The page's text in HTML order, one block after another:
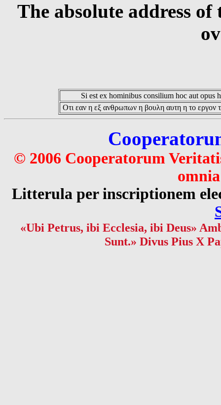
The absolute address
Si est ex hominibus consilium hoc aut opus
Οτι εαν η εξ ανθρωπων η βουλη αυτη η το εργον
© 2006 Cooperatorum
Litterula per inscriptionem
«Ubi Petrus, ibi Ecclesia, ibi Deus»
Sunt.» Divus Pius X